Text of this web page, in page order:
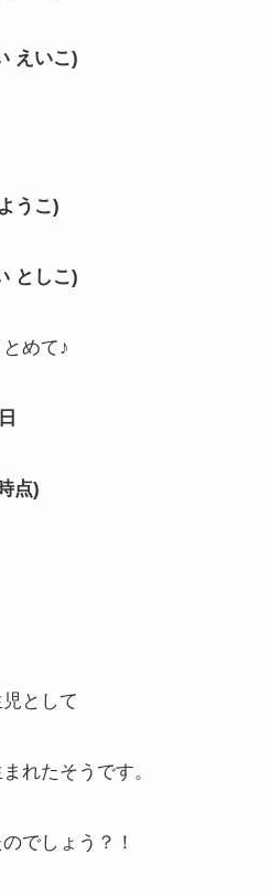
えいこ)
うこ)
としこ)
めて♪
点)
として
れたそうです。
でしょう？！